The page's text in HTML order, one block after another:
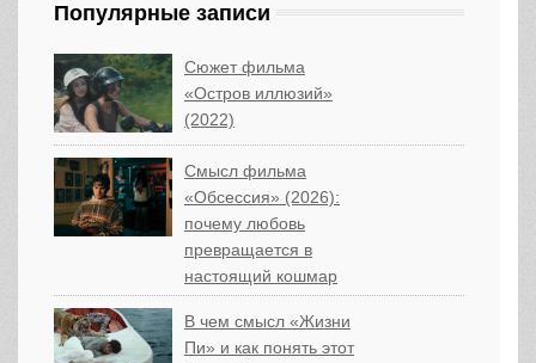
Популярные записи
Сюжет фильма
«Остров иллюзий»
(2022)
Смысл фильма
«Обсессия» (2026):
почему любовь
превращается в
настоящий кошмар
В чем смысл «Жизни
Пи» и как понять этот